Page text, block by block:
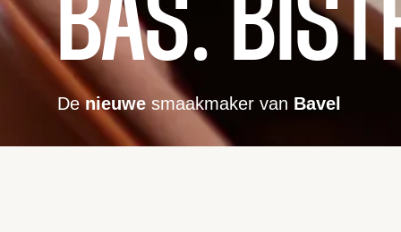
BAS.
Denieuwe smaakmaker van Bavel